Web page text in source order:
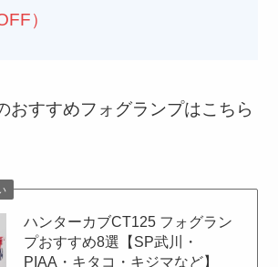
）
おすすめフォグランプはこちら
ハンターカブCT125 フォグラン
プおすすめ8選【SP武川・
PIAA・キタコ・キジマなど】